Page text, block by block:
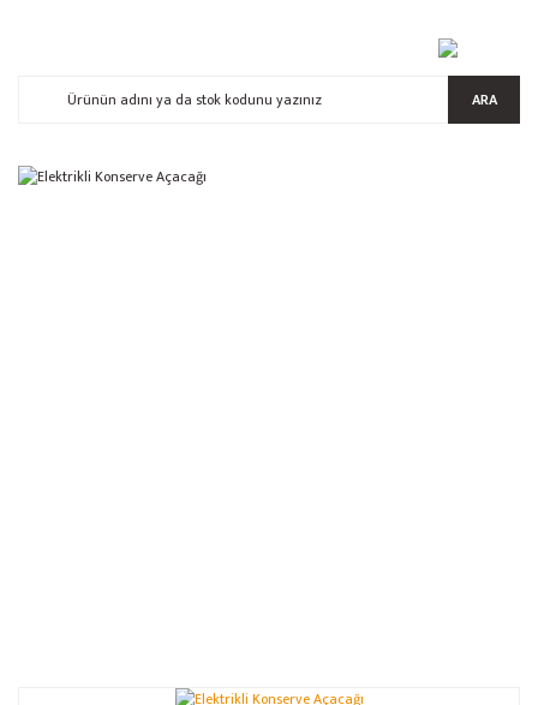
ARA